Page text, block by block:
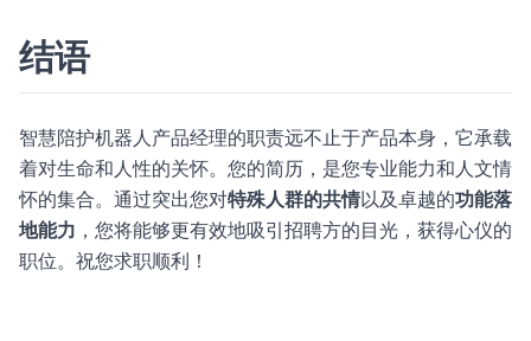
结语
智慧陪护机器人产品经理的职责远不止于产品本身，它承载
着对生命和人性的关怀。您的简历，是您专业能力和人文情
怀的集合。通过突出您对特殊人群的共情以及卓越的功能落
地能力 ，您将能够更有效地吸引招聘方的目光，获得心仪的
职位。祝您求职顺利！